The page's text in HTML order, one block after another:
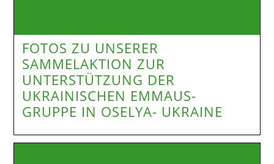
FOTOS ZU UNSERER
SAMMELAKTION ZUR
UNTERSTÜTZUNG DER
UKRAINISCHEN EMMAUS-
GRUPPE IN OSELYA- UKRAINE